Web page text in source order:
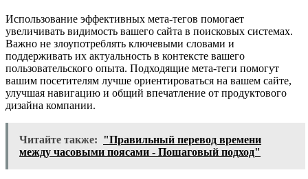
Использование эффективных мета-тегов помогает
увеличивать видимость вашего сайта в поисковых системах.
Важно не злоупотреблять ключевыми словами и
поддерживать их актуальность в контексте вашего
пользовательского опыта. Подходящие мета-теги помогут
вашим посетителям лучше ориентироваться на вашем сайте,
улучшая навигацию и общий впечатление от продуктового
дизайна компании.
Читайте также: "Правильный перевод времени
между часовыми поясами - Пошаговый подход"